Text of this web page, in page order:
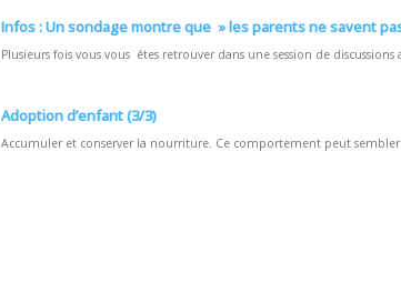
Infos : Un sondage montre que » les parents ne savent
Plusieurs fois vous vous êtes retrouver dans une session de
Adoption d’enfant (3/3)
Accumuler et conserver la nourriture. Ce comportement peut sembler